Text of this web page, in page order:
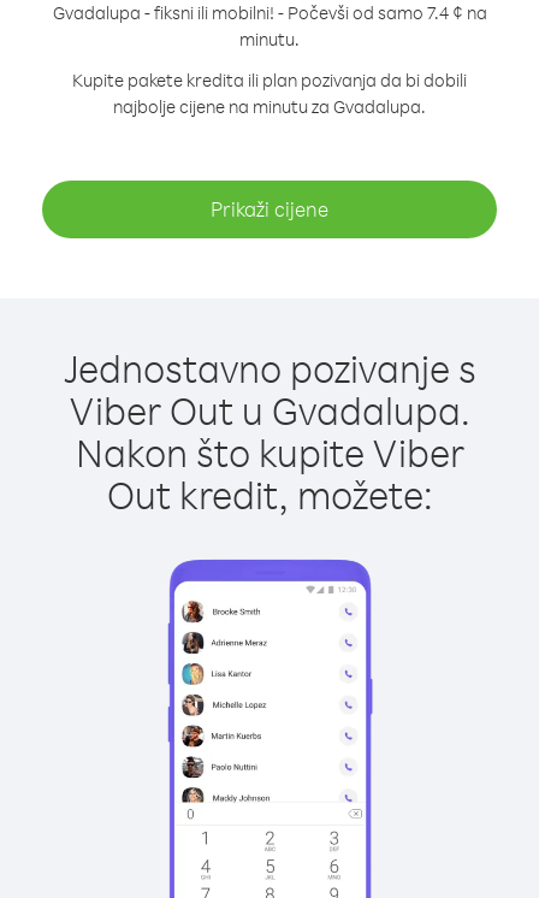
Gvadalupa - fiksni ili mobilni! - Počevši od samo 7.4 ¢ na
minutu.
Kupite pakete kredita ili plan pozivanja da bi dobili
najbolje cijene na minutu za Gvadalupa.
Prikaži cijene
Jednostavno pozivanje s
Viber Out u Gvadalupa.
Nakon što kupite Viber
Out kredit, možete: